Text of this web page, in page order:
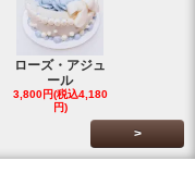
ローズ・アジュ
ール
3,800円(税込4,180
円)
>